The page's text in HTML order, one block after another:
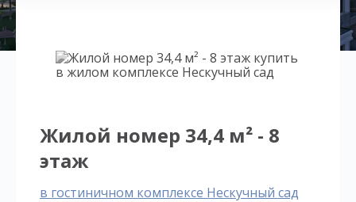
Жилой номер 34,4 м² - 8
этаж
в гостиничном комплексе Нескучный сад